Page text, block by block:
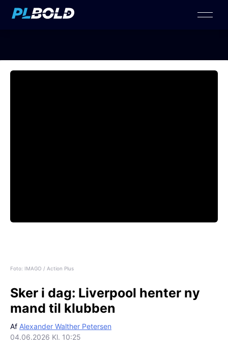
Foto: IMAGO / Action Plus
Sker i dag: Liverpool henter ny
mand til klubben
Af Alexander Walther Petersen
04.06.2026 Kl. 10:25